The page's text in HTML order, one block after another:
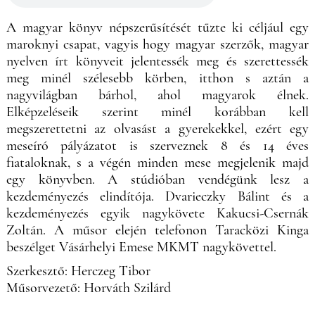
A magyar könyv népszerűsítését tűzte ki céljául egy
maroknyi csapat, vagyis hogy magyar szerzők, magyar
nyelven írt könyveit jelentessék meg és szerettessék
meg minél szélesebb körben, itthon s aztán a
nagyvilágban bárhol, ahol magyarok élnek.
Elképzeléseik szerint minél korábban kell
megszerettetni az olvasást a gyerekekkel, ezért egy
meseíró pályázatot is szerveznek 8 és 14 éves
fiataloknak, s a végén minden mese megjelenik majd
egy könyvben. A stúdióban vendégünk lesz a
kezdeményezés elindítója. Dvarieczky Bálint és a
kezdeményezés egyik nagykövete Kakucsi-Csernák
Zoltán. A műsor elején telefonon Taracközi Kinga
beszélget Vásárhelyi Emese MKMT nagykövettel.
Szerkesztő: Herczeg Tibor
Műsorvezető: Horváth Szilárd